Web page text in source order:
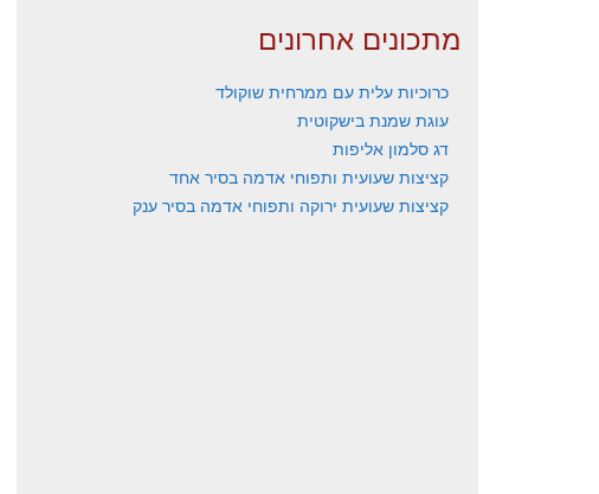
מתכונים אחרונים
כרוכיות עלית עם ממרחית שוקולד
עוגת שמנת בישקוטית
דג סלמון אליפות
קציצות שעועית ותפוחי אדמה בסיר אחד
קציצות שעועית ירוקה ותפוחי אדמה בסיר ענק